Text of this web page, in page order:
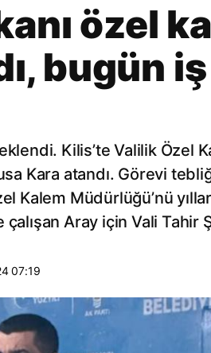
özel
bugün iş
Kilis’te Valilik Özel
Kara atandı. Görevi
Kalem Müdürlüğü’nü
Aray için Vali Tahir
07:19